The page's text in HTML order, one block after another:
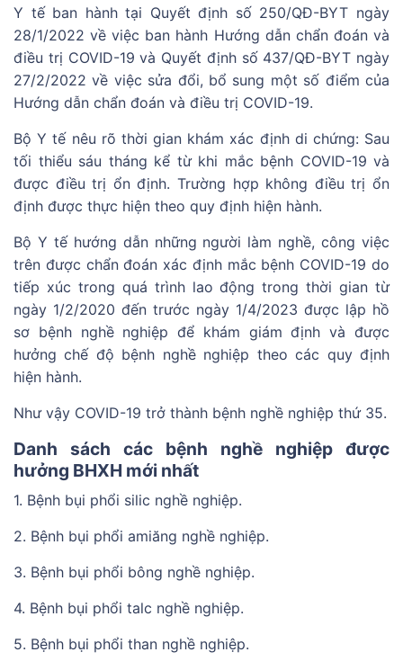
Y tế ban hành tại Quyết định số 250/QĐ-BYT ngày
28/1/2022 về việc ban hành Hướng dẫn chẩn đoán và
điều trị COVID-19 và Quyết định số 437/QĐ-BYT ngày
27/2/2022 về việc sửa đổi, bổ sung một số điểm của
Hướng dẫn chẩn đoán và điều trị COVID-19.
Bộ Y tế nêu rõ thời gian khám xác định di chứng: Sau
tối thiểu sáu tháng kể từ khi mắc bệnh COVID-19 và
được điều trị ổn định. Trường hợp không điều trị ổn
định được thực hiện theo quy định hiện hành.
Bộ Y tế hướng dẫn những người làm nghề, công việc
trên được chẩn đoán xác định mắc bệnh COVID-19 do
tiếp xúc trong quá trình lao động trong thời gian từ
ngày 1/2/2020 đến trước ngày 1/4/2023 được lập hồ
sơ bệnh nghề nghiệp để khám giám định và được
hưởng chế độ bệnh nghề nghiệp theo các quy định
hiện hành.
Như vậy COVID-19 trở thành bệnh nghề nghiệp thứ 35.
Danh sách các bệnh nghề nghiệp được
hưởng BHXH mới nhất
1. Bệnh bụi phổi silic nghề nghiệp.
2. Bệnh bụi phổi amiăng nghề nghiệp.
3. Bệnh bụi phổi bông nghề nghiệp.
4. Bệnh bụi phổi talc nghề nghiệp.
5. Bệnh bụi phổi than nghề nghiệp.